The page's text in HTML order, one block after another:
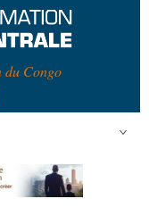
du Congo